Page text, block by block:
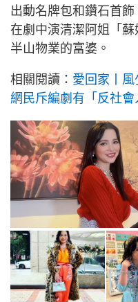
出動名牌包和鑽石首飾
在劇中演清潔阿姐「
半山物業的富婆。
相關閱讀： 愛回家丨
網民斥編劇有「反社